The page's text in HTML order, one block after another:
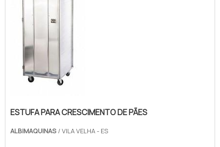
ESTUFA PARA CRESCIMENTO DE PÃES
ALBIMAQUINAS / VILA VELHA - ES